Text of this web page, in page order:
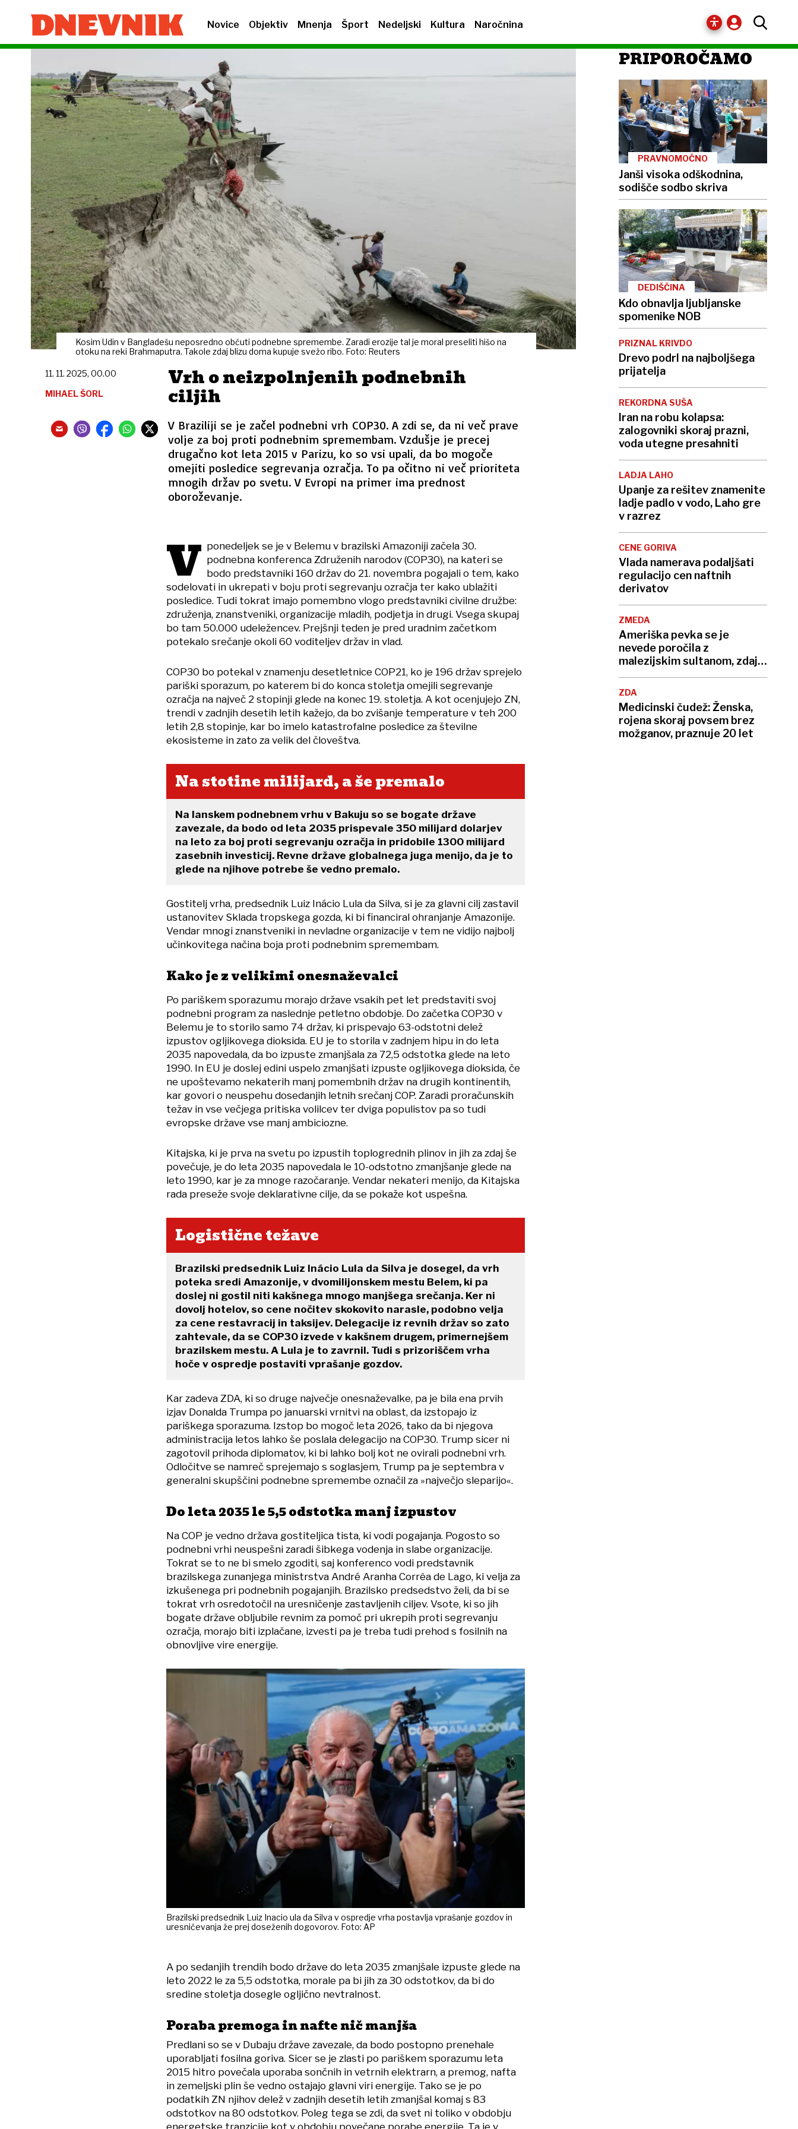
Novice Objektiv Mnenja Šport Nedeljski Kultura Naročnina
Kosim Udin v Bangladešu neposredno občuti podnebne spremembe. Zaradi erozije tal je moral preseliti hišo na
otoku na reki Brahmaputra. Takole zdaj blizu doma kupuje svežo ribo. Foto: Reuters
Vrh o neizpolnjenih podnebnih
ciljih
V Braziliji se je začel podnebni vrh COP30. A zdi se, da ni več prave
volje za boj proti podnebnim spremembam. Vzdušje je precej
drugačno kot leta 2015 v Parizu, ko so vsi upali, da bo mogoče
omejiti posledice segrevanja ozračja. To pa očitno ni več prioriteta
mnogih držav po svetu. V Evropi na primer ima prednost
oboroževanje.
11. 11. 2025, 00.00
MIHAEL ŠORL
V ponedeljek se je v Belemu v brazilski Amazoniji začela 30.
podnebna konferenca Združenih narodov (COP30), na kateri se
bodo predstavniki 160 držav do 21. novembra pogajali o tem, kako
sodelovati in ukrepati v boju proti segrevanju ozračja ter kako ublažiti
posledice. Tudi tokrat imajo pomembno vlogo predstavniki civilne družbe:
združenja, znanstveniki, organizacije mladih, podjetja in drugi. Vsega skupaj
bo tam 50.000 udeležencev. Prejšnji teden je pred uradnim začetkom
potekalo srečanje okoli 60 voditeljev držav in vlad.
COP30 bo potekal v znamenju desetletnice COP21, ko je 196 držav sprejelo
pariški sporazum, po katerem bi do konca stoletja omejili segrevanje
ozračja na največ 2 stopinji glede na konec 19. stoletja. A kot ocenjujejo ZN,
trendi v zadnjih desetih letih kažejo, da bo zvišanje temperature v teh 200
letih 2,8 stopinje, kar bo imelo katastrofalne posledice za številne
ekosisteme in zato za velik del človeštva.
Na stotine milijard, a še premalo
Na lanskem podnebnem vrhu v Bakuju so se bogate države
zavezale, da bodo od leta 2035 prispevale 350 milijard dolarjev
na leto za boj proti segrevanju ozračja in pridobile 1300 milijard
zasebnih investicij. Revne države globalnega juga menijo, da je to
glede na njihove potrebe še vedno premalo.
Gostitelj vrha, predsednik Luiz Inácio Lula da Silva, si je za glavni cilj zastavil
ustanovitev Sklada tropskega gozda, ki bi financiral ohranjanje Amazonije.
Vendar mnogi znanstveniki in nevladne organizacije v tem ne vidijo najbolj
učinkovitega načina boja proti podnebnim spremembam.
Kako je z velikimi onesnaževalci
Po pariškem sporazumu morajo države vsakih pet let predstaviti svoj
podnebni program za naslednje petletno obdobje. Do začetka COP30 v
Belemu je to storilo samo 74 držav, ki prispevajo 63-odstotni delež
izpustov ogljikovega dioksida. EU je to storila v zadnjem hipu in do leta
2035 napovedala, da bo izpuste zmanjšala za 72,5 odstotka glede na leto
1990. In EU je doslej edini uspelo zmanjšati izpuste ogljikovega dioksida, če
ne upoštevamo nekaterih manj pomembnih držav na drugih kontinentih,
kar govori o neuspehu dosedanjih letnih srečanj COP. Zaradi proračunskih
težav in vse večjega pritiska volilcev ter dviga populistov pa so tudi
evropske države vse manj ambiciozne.
Kitajska, ki je prva na svetu po izpustih toplogrednih plinov in jih za zdaj še
povečuje, je do leta 2035 napovedala le 10-odstotno zmanjšanje glede na
leto 1990, kar je za mnoge razočaranje. Vendar nekateri menijo, da Kitajska
rada preseže svoje deklarativne cilje, da se pokaže kot uspešna.
Logistične težave
Brazilski predsednik Luiz Inácio Lula da Silva je dosegel, da vrh
poteka sredi Amazonije, v dvomilijonskem mestu Belem, ki pa
doslej ni gostil niti kakšnega mnogo manjšega srečanja. Ker ni
dovolj hotelov, so cene nočitev skokovito narasle, podobno velja
za cene restavracij in taksijev. Delegacije iz revnih držav so zato
zahtevale, da se COP30 izvede v kakšnem drugem, primernejšem
brazilskem mestu. A Lula je to zavrnil. Tudi s prizoriščem vrha
hoče v ospredje postaviti vprašanje gozdov.
Kar zadeva ZDA, ki so druge največje onesnaževalke, pa je bila ena prvih
izjav Donalda Trumpa po januarski vrnitvi na oblast, da izstopajo iz
pariškega sporazuma. Izstop bo mogoč leta 2026, tako da bi njegova
administracija letos lahko še poslala delegacijo na COP30. Trump sicer ni
zagotovil prihoda diplomatov, ki bi lahko bolj kot ne ovirali podnebni vrh.
Odločitve se namreč sprejemajo s soglasjem, Trump pa je septembra v
generalni skupščini podnebne spremembe označil za »največjo sleparijo«.
Do leta 2035 le 5,5 odstotka manj izpustov
Na COP je vedno država gostiteljica tista, ki vodi pogajanja. Pogosto so
podnebni vrhi neuspešni zaradi šibkega vodenja in slabe organizacije.
Tokrat se to ne bi smelo zgoditi, saj konferenco vodi predstavnik
brazilskega zunanjega ministrstva André Aranha Corrêa de Lago, ki velja za
izkušenega pri podnebnih pogajanjih. Brazilsko predsedstvo želi, da bi se
tokrat vrh osredotočil na uresničenje zastavljenih ciljev. Vsote, ki so jih
bogate države obljubile revnim za pomoč pri ukrepih proti segrevanju
ozračja, morajo biti izplačane, izvesti pa je treba tudi prehod s fosilnih na
obnovljive vire energije.
Brazilski predsednik Luiz Inacio ula da Silva v ospredje vrha postavlja vprašanje gozdov in
uresničevanja že prej doseženih dogovorov. Foto: AP
A po sedanjih trendih bodo države do leta 2035 zmanjšale izpuste glede na
leto 2022 le za 5,5 odstotka, morale pa bi jih za 30 odstotkov, da bi do
sredine stoletja dosegle ogljično nevtralnost.
Poraba premoga in nafte nič manjša
Predlani so se v Dubaju države zavezale, da bodo postopno prenehale
uporabljati fosilna goriva. Sicer se je zlasti po pariškem sporazumu leta
2015 hitro povečala uporaba sončnih in vetrnih elektrarn, a premog, nafta
in zemeljski plin še vedno ostajajo glavni viri energije. Tako se je po
podatkih ZN njihov delež v zadnjih desetih letih zmanjšal komaj s 83
odstotkov na 80 odstotkov. Poleg tega se zdi, da svet ni toliko v obdobju
energetske tranzicije kot v obdobju povečane porabe energije. Ta je v
PRIPOROČAMO
PRAVNOMOČNO
Janši visoka odškodnina,
sodišče sodbo skriva
DEDIŠČINA
Kdo obnavlja ljubljanske
spomenike NOB
PRIZNAL KRIVDO
Drevo podrl na najboljšega
prijatelja
REKORDNA SUŠA
Iran na robu kolapsa:
zalogovniki skoraj prazni,
voda utegne presahniti
LADJA LAHO
Upanje za rešitev znamenite
ladje padlo v vodo, Laho gre
v razrez
CENE GORIVA
Vlada namerava podaljšati
regulacijo cen naftnih
derivatov
ZMEDA
Ameriška pevka se je
nevede poročila z
malezijskim sultanom, zdaj
zahteva ločitev
ZDA
Medicinski čudež: Ženska,
rojena skoraj povsem brez
možganov, praznuje 20 let